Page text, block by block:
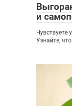
и
Чувствуете
Узнайте,